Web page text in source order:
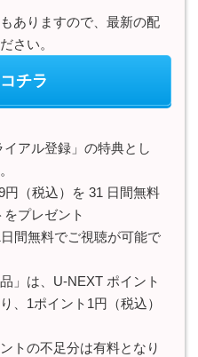
ありますので、最新の配
さい。
チラ
アル登録」の特典とし
円（税込）を 31 日間無料
をプレゼント
間無料でご視聴が可能で
」は、U-NEXT ポイント
、1ポイント1円（税込）
トの不足分は有料となり